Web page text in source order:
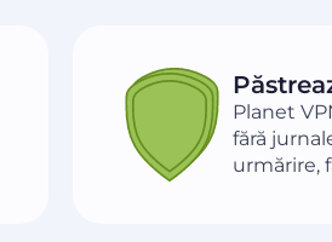
Planet
fără
urmărire,